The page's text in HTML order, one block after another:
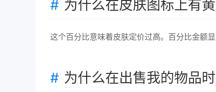
为什么在皮肤图标上有
这个百分比意味着皮肤定价过高。百分比金额
为什么在出售我的物品